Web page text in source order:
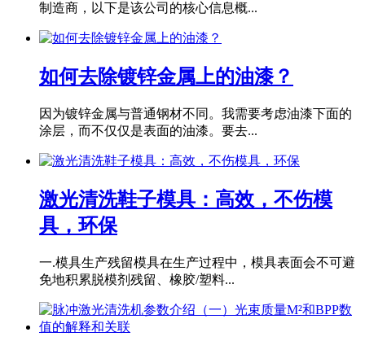
制造商，以下是该公司的核心信息概...
如何去除镀锌金属上的油漆？
因为镀锌金属与普通钢材不同。我需要考虑油漆下面的
涂层，而不仅仅是表面的油漆。要去...
激光清洗鞋子模具：高效，不伤模
具，环保
一.模具生产残留模具在生产过程中，模具表面会不可避
免地积累脱模剂残留、橡胶/塑料...